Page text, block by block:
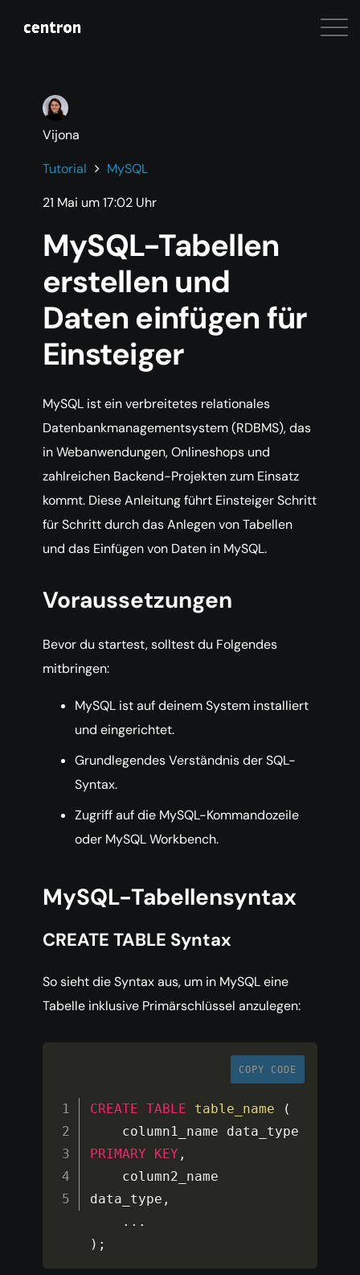
Vijona
Tutorial
MySQL
21 Mai um 17:02 Uhr
MySQL-Tabellen
erstellen und
Daten einfügen für
Einsteiger
MySQL ist ein verbreitetes relationales
Datenbankmanagementsystem (RDBMS), das
in Webanwendungen, Onlineshops und
zahlreichen Backend-Projekten zum Einsatz
kommt. Diese Anleitung führt Einsteiger Schritt
für Schritt durch das Anlegen von Tabellen
und das Einfügen von Daten in MySQL.
Voraussetzungen
Bevor du startest, solltest du Folgendes
mitbringen:
MySQL ist auf deinem System installiert
und eingerichtet.
Grundlegendes Verständnis der SQL-
Syntax.
Zugriff auf die MySQL-Kommandozeile
oder MySQL Workbench.
MySQL-Tabellensyntax
CREATE TABLE Syntax
So sieht die Syntax aus, um in MySQL eine
Tabelle inklusive Primärschlüssel anzulegen:
COPY CODE
CREATE TABLE table_name
(
PRIMARY
KEY ,
data_type ,
...
) ;